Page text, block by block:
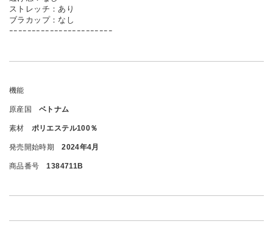
ストレッチ：あり
ブラカップ：なし
ｰｰｰｰｰｰｰｰｰｰｰｰｰｰｰｰｰｰｰｰｰｰｰ
機能
原産国 ベトナム
素材 ポリエステル100％
発売開始時期 2024年4月
商品番号 1384711B